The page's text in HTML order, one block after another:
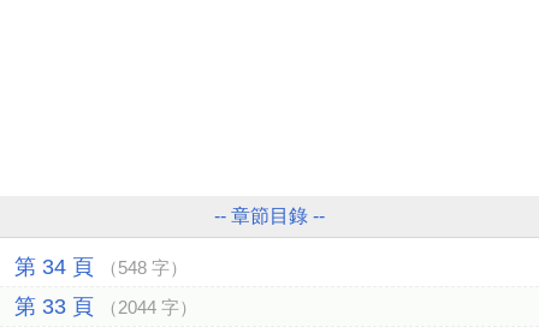
-- 章節目錄 --
第 34 頁 （548 字）
第 33 頁 （2044 字）